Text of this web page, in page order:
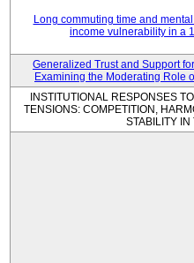
Long commuting time and
income vulnerability in a
Generalized Trust and Support
Examining the Moderating Role
INSTITUTIONAL RESPONSES
TENSIONS: COMPETITION,
STABILITY IN